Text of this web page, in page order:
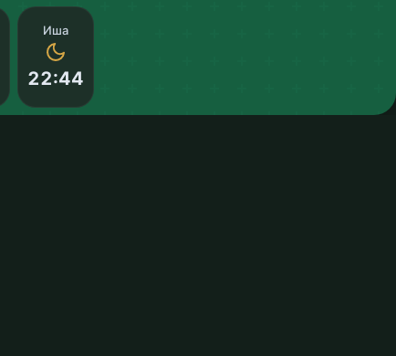
Иша
22:44